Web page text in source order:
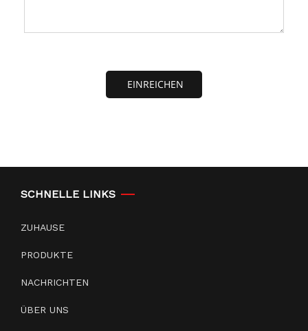
EINREICHEN
SCHNELLE LINKS
ZUHAUSE
PRODUKTE
NACHRICHTEN
ÜBER UNS